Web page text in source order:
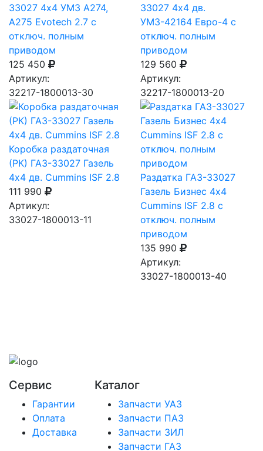
33027 4х4 УМЗ А274,
А275 Evotech 2.7 с
отключ. полным
приводом
125 450
Артикул:
32217-1800013-30
33027 4х4 дв.
УМЗ-42164 Евро-4 с
отключ. полным
приводом
129 560
Артикул:
32217-1800013-20
Коробка раздаточная
(РК) ГАЗ-33027 Газель
4х4 дв. Cummins ISF 2.8
111 990
Артикул:
33027-1800013-11
Раздатка ГАЗ-33027
Газель Бизнес 4х4
Cummins ISF 2.8 с
отключ. полным
приводом
135 990
Артикул:
33027-1800013-40
Сервис
Гарантии
Оплата
Доставка
Каталог
Запчасти УАЗ
Запчасти ПАЗ
Запчасти ЗИЛ
Запчасти ГАЗ